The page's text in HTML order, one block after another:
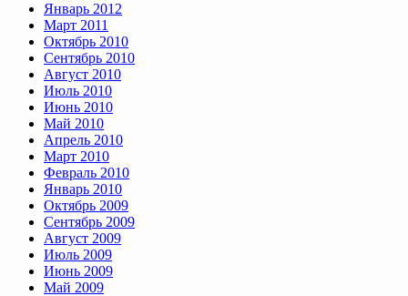
Январь 2012
Март 2011
Октябрь 2010
Сентябрь 2010
Август 2010
Июль 2010
Июнь 2010
Май 2010
Апрель 2010
Март 2010
Февраль 2010
Январь 2010
Октябрь 2009
Сентябрь 2009
Август 2009
Июль 2009
Июнь 2009
Май 2009